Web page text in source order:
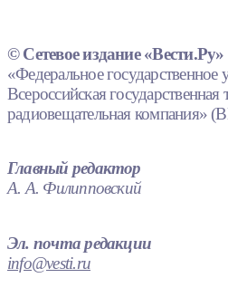
© Сетевое издание «Вести.Ру»
«Федеральное государственное
Всероссийская государственная
радиовещательная компания»
Главный редактор
А. А. Филипповский
Эл. почта редакции
info@vesti.ru